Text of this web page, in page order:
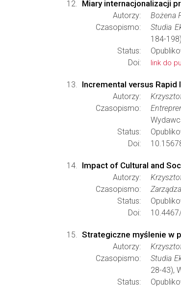
Miary internacjonalizacji
Autorzy:
Bożena
Czasopismo:
Studia
184-
Status:
Doi:
link do
Incremental versus
Autorzy:
Czasopismo:
Status:
Doi:
Impact of Cultural and
Autorzy:
Czasopismo:
Status:
Doi:
Strategiczne myślenie w
Autorzy:
Czasopismo:
Studia
28-43),
Status: